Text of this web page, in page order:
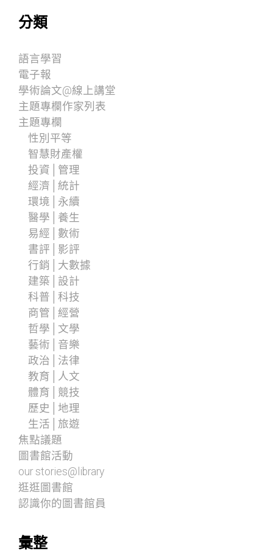
分類
語言學習
電子報
學術論文@線上講堂
主題專欄作家列表
主題專欄
性別平等
智慧財產權
投資│管理
經濟│統計
環境│永續
醫學│養生
易經│數術
書評│影評
行銷│大數據
建築│設計
科普│科技
商管│經營
哲學│文學
藝術│音樂
政治│法律
教育│人文
體育│競技
歷史│地理
生活│旅遊
焦點議題
圖書館活動
our stories@library
逛逛圖書館
認識你的圖書館員
彙整